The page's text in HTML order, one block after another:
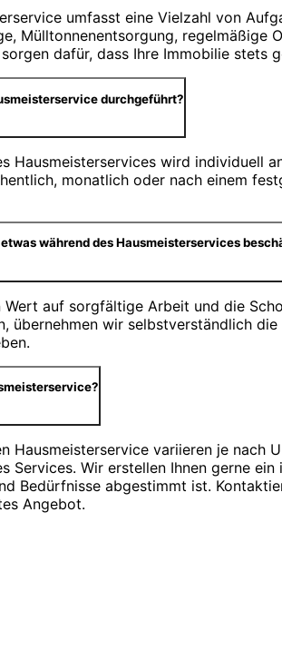
umfasst eine Vielzahl von
Mülltonnenentsorgung, regelmäßige
sorgen dafür, dass Ihre Immobilie stets
durchgeführt?
Hausmeisterservices wird individuell
monatlich oder nach einem
während des Hausmeisterservices
auf sorgfältige Arbeit und die
übernehmen wir selbstverständlich
Hausmeisterservice variieren je nach
Services. Wir erstellen Ihnen gerne
Bedürfnisse abgestimmt ist.
Angebot.